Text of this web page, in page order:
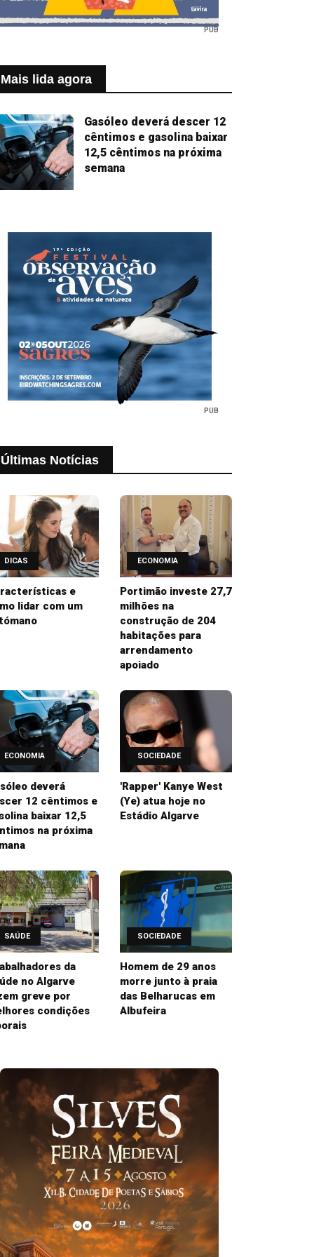
PUB
Mais lida agora
Gasóleo deverá descer 12
cêntimos e gasolina baixar
12,5 cêntimos na próxima
semana
PUB
Últimas Notícias
DICAS
e
lidar com um
ECONOMIA
Portimão investe 27,7
milhões na
construção de 204
habitações para
arrendamento
apoiado
ECONOMIA
deverá
12 cêntimos e
baixar 12,5
na próxima
SOCIEDADE
'Rapper' Kanye West
(Ye) atua hoje no
Estádio Algarve
SAÚDE
da
no Algarve
greve por
condições
SOCIEDADE
Homem de 29 anos
morre junto à praia
das Belharucas em
Albufeira